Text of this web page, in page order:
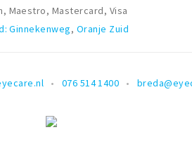
Maestro, Mastercard, Visa
Ginnekenweg, Oranje Zuid
076 514 1400